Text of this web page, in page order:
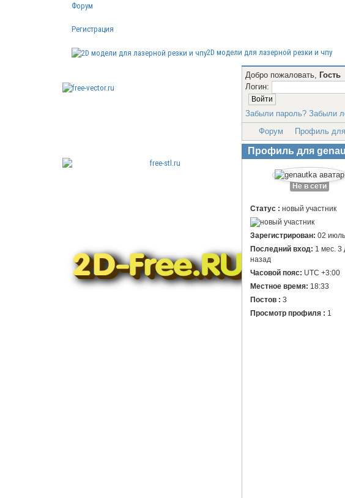
Форум
Регистрация
2D модели для лазерной резки и чпу
Добро пожаловать, Гость
Логин:
Забыли пароль? Забыли
Форум
Профиль для
Профиль для
Не в сети
Статус : новый участник
Зарегистрирован: 02
Последний вход: 1 мес. 3
назад
Часовой пояс: UTC +3:00
Местное время: 18:33
Постов : 3
Просмотр профиля : 1